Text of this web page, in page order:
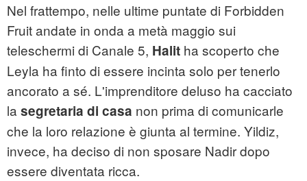
Nel frattempo, nelle ultime puntate di Forbidden
Fruit andate in onda a metà maggio sui
teleschermi di Canale 5, Halit ha scoperto che
Leyla ha finto di essere incinta solo per tenerlo
ancorato a sé. L'imprenditore deluso ha cacciato
la segretaria di casa non prima di comunicarle
che la loro relazione è giunta al termine. Yildiz,
invece, ha deciso di non sposare Nadir dopo
essere diventata ricca.